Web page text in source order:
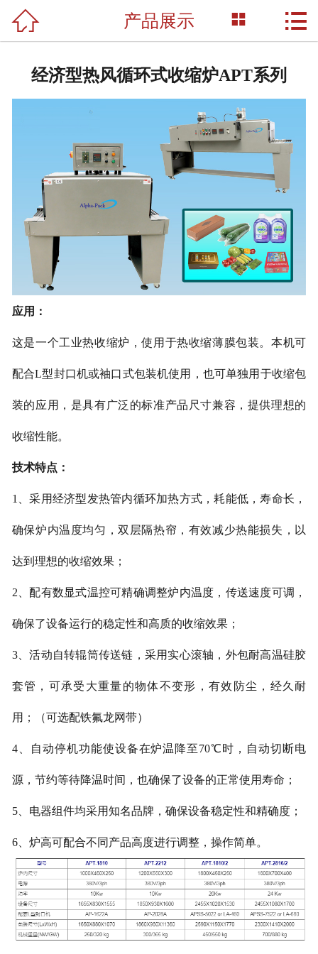
网站首页
新闻资讯
技术支持
联系我们
 产品展示  
经济型热风循环式收缩炉APT系列
应用：
这是一个工业热收缩炉，使用于热收缩薄膜包装。本机可
配合L型封口机或袖口式包装机使用，也可单独用于收缩包
装的应用，是具有广泛的标准产品尺寸兼容，提供理想的
收缩性能。
技术特点：
1、采用经济型发热管内循环加热方式，耗能低，寿命长，
确保炉内温度均匀，双层隔热帘，有效减少热能损失，以
达到理想的收缩效果；
2、配有数显式温控可精确调整炉内温度，传送速度可调，
确保了设备运行的稳定性和高质的收缩效果；
3、活动自转辊筒传送链，采用实心滚轴，外包耐高温硅胶
套管，可承受大重量的物体不变形，有效防尘，经久耐
用；（可选配铁氟龙网带）
4、 自动停机功能使设备在炉温降至70℃时，自动切断电
源，节约等待降温时间，也确保了设备的正常使用寿命；
5、电器组件均采用知名品牌，确保设备稳定性和精确度；
6、炉高可配合不同产品高度进行调整，操作简单。